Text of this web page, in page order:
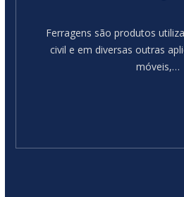
Ferragens são produtos
civil e em diversas outras
móveis,…